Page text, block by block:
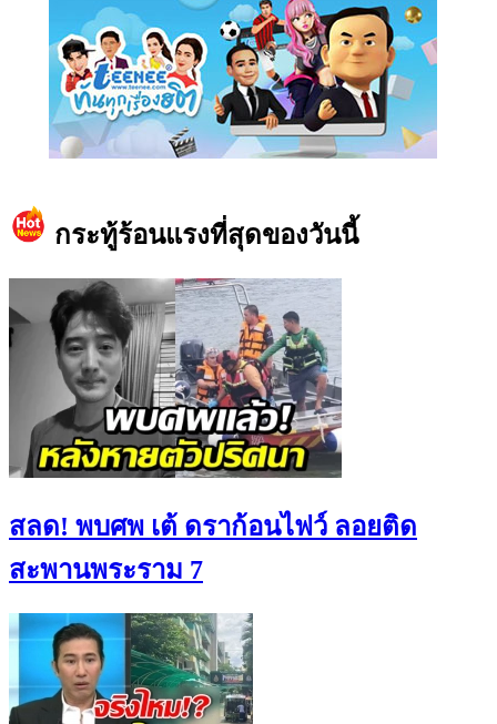
กระทู้ร้อนแรงที่สุดของวันนี้
สลด! พบศพ เต้ ดราก้อนไฟว์ ลอยติด
สะพานพระราม 7